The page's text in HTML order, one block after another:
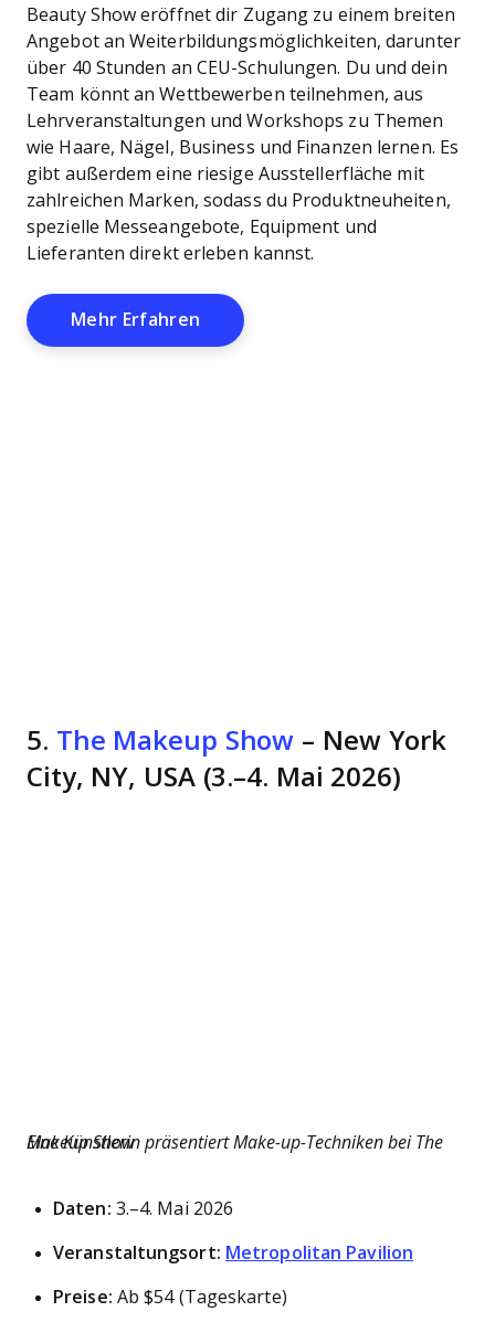
Beauty Show eröffnet dir Zugang zu einem breiten
Angebot an Weiterbildungsmöglichkeiten, darunter
über 40 Stunden an CEU-Schulungen. Du und dein
Team könnt an Wettbewerben teilnehmen, aus
Lehrveranstaltungen und Workshops zu Themen
wie Haare, Nägel, Business und Finanzen lernen. Es
gibt außerdem eine riesige Ausstellerfläche mit
zahlreichen Marken, sodass du Produktneuheiten,
spezielle Messeangebote, Equipment und
Lieferanten direkt erleben kannst.
Mehr Erfahren Opens New Window
5. The Makeup Show – New York
City, NY, USA (3.–4. Mai 2026)
Eine Künstlerin präsentiert Make-up-Techniken bei The Makeup Show
Daten: 3.–4. Mai 2026
Veranstaltungsort: Metropolitan Pavilion
Preise: Ab $54 (Tageskarte)